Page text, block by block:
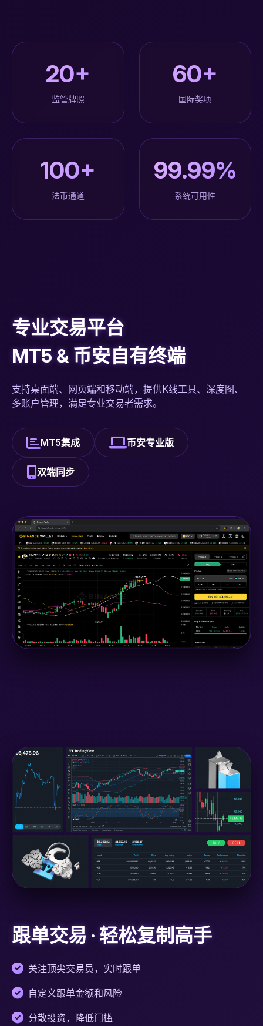
20+
监管牌照
60+
国际奖项
100+
法币通道
99.99%
系统可用性
专业交易平台
MT5 & 币安自有终端
支持桌面端、网页端和移动端，提供K线工具、深度图、
多账户管理，满足专业交易者需求。
MT5集成 币安专业版
双端同步
跟单交易 · 轻松复制高手
关注顶尖交易员，实时跟单
自定义跟单金额和风险
分散投资，降低门槛